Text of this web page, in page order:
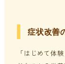
症状改善
「はじめて体